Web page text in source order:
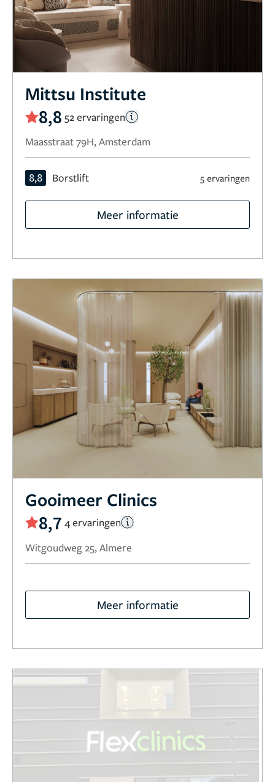
Mittsu Institute
8,8 52 ervaringen
Maasstraat 79H, Amsterdam
8,8 Borstlift 5 ervaringen
Meer informatie
Gooimeer Clinics
8,7 4 ervaringen
Witgoudweg 25, Almere
Meer informatie